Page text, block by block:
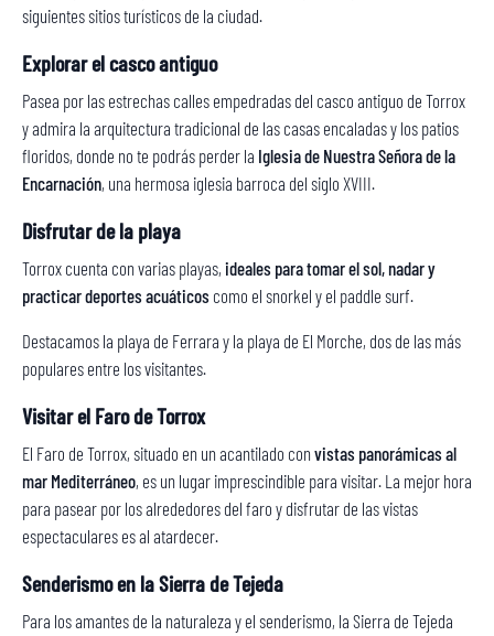
siguientes sitios turísticos de la ciudad.
Explorar el casco antiguo
Pasea por las estrechas calles empedradas del casco antiguo de Torrox
y admira la arquitectura tradicional de las casas encaladas y los patios
floridos, donde no te podrás perder la Iglesia de Nuestra Señora de la
Encarnación, una hermosa iglesia barroca del siglo XVIII.
Disfrutar de la playa
Torrox cuenta con varias playas, ideales para tomar el sol, nadar y
practicar deportes acuáticos como el snorkel y el paddle surf.
Destacamos la playa de Ferrara y la playa de El Morche, dos de las más
populares entre los visitantes.
Visitar el Faro de Torrox
El Faro de Torrox, situado en un acantilado con vistas panorámicas al
mar Mediterráneo, es un lugar imprescindible para visitar. La mejor hora
para pasear por los alrededores del faro y disfrutar de las vistas
espectaculares es al atardecer.
Senderismo en la Sierra de Tejeda
Para los amantes de la naturaleza y el senderismo, la Sierra de Tejeda